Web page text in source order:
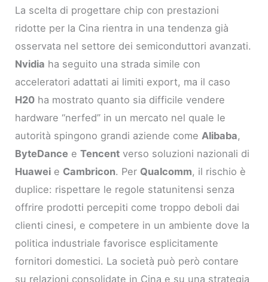
La scelta di progettare chip con prestazioni
ridotte per la Cina rientra in una tendenza già
osservata nel settore dei semiconduttori avanzati.
Nvidia ha seguito una strada simile con
acceleratori adattati ai limiti export, ma il caso
H20 ha mostrato quanto sia difficile vendere
hardware “nerfed” in un mercato nel quale le
autorità spingono grandi aziende come Alibaba,
ByteDance eTencent verso soluzioni nazionali di
Huawei e Cambricon. Per Qualcomm, il rischio è
duplice: rispettare le regole statunitensi senza
offrire prodotti percepiti come troppo deboli dai
clienti cinesi, e competere in un ambiente dove la
politica industriale favorisce esplicitamente
fornitori domestici. La società può però contare
su relazioni consolidate in Cina e su una strategia